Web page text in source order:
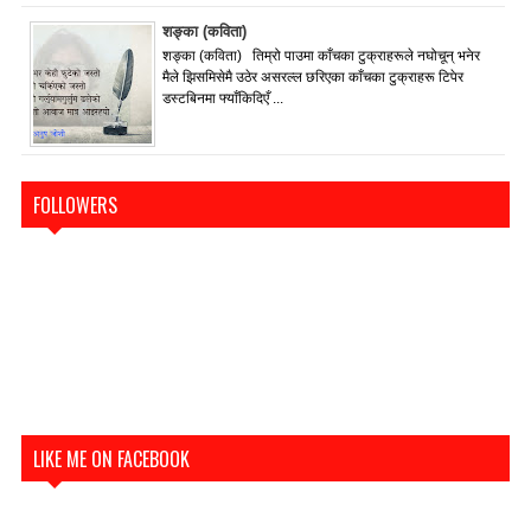
शङ्का (कविता)
शङ्का (कविता) तिम्रो पाउमा काँचका टुक्राहरूले नघोचून् भनेर
मैले झिसमिसेमै उठेर असरल्ल छरिएका काँचका टुक्राहरू टिपेर
डस्टबिनमा फ्याँकिदिएँ ...
FOLLOWERS
LIKE ME ON FACEBOOK